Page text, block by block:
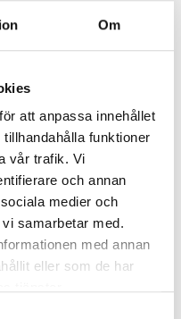
Om
att anpassa innehållet
funktioner
vår trafik. Vi
och annan
medier och
samarbetar med.
med annan
eller som de har